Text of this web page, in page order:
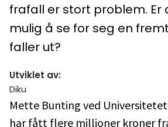
frafall er stort problem. Er
mulig å se for seg en
faller ut?
Utviklet av:
Diku
Mette Bunting ved
har fått flere millioner kroner